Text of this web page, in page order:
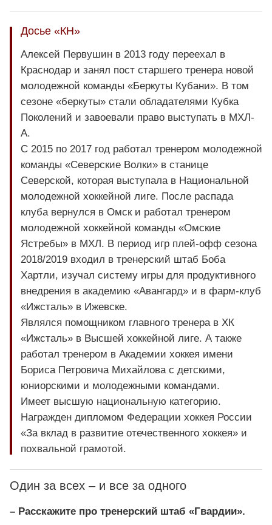
Досье «КН»
Алексей Первушин в 2013 году переехал в
Краснодар и занял пост старшего тренера новой
молодежной команды «Беркуты Кубани». В том
сезоне «беркуты» стали обладателями Кубка
Поколений и завоевали право выступать в МХЛ-
А.
С 2015 по 2017 год работал тренером молодежной
команды «Северские Волки» в станице
Северской, которая выступала в Национальной
молодежной хоккейной лиге. После распада
клуба вернулся в Омск и работал тренером
молодежной хоккейной команды «Омские
Ястребы» в МХЛ. В период игр плей-офф сезона
2018/2019 входил в тренерский штаб Боба
Хартли, изучал систему игры для продуктивного
внедрения в академию «Авангард» и в фарм-клуб
«Ижсталь» в Ижевске.
Являлся помощником главного тренера в ХК
«Ижсталь» в Высшей хоккейной лиге. А также
работал тренером в Академии хоккея имени
Бориса Петровича Михайлова с детскими,
юниорскими и молодежными командами.
Имеет высшую национальную категорию.
Награжден дипломом Федерации хоккея России
«За вклад в развитие отечественного хоккея» и
похвальной грамотой.
Один за всех – и все за одного
– Расскажите про тренерский штаб «Гвардии».